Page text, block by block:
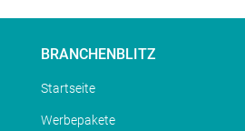
BRANCHENBLITZ
Startseite
Werbepakete